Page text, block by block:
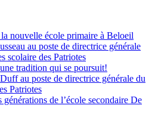
nouvelle école primaire à Beloeil
au poste de directrice générale
scolaire des Patriotes
tradition qui se poursuit!
au poste de directrice générale du
Patriotes
générations de l’école secondaire De